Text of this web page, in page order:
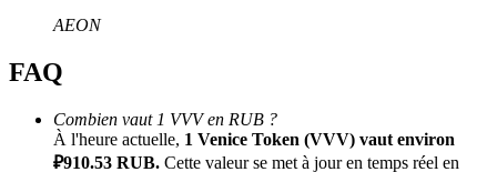
Parrainage
AEON
FAQ
Combien vaut 1 VVV en RUB ?
À l'heure actuelle, 1 Venice Token (VVV) vaut environ
₽910.53 RUB. Cette valeur se met à jour en temps réel en